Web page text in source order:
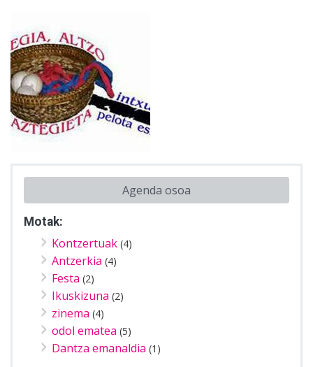
Agenda osoa
Motak:
Kontzertuak (4)
Antzerkia (4)
Festa (2)
Ikuskizuna (2)
zinema (4)
odol ematea (5)
Dantza emanaldia (1)